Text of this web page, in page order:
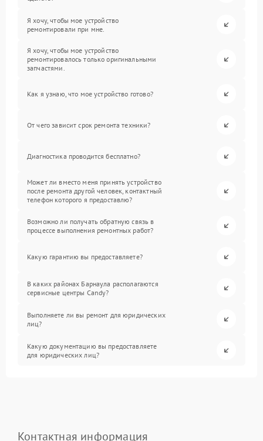
Я хочу, чтобы мое устройство
ремонтировали при мне.
Я хочу, чтобы мое устройство
ремонтировалось только оригинальными
запчастями.
Как я узнаю, что мое устройство готово?
От чего зависит срок ремонта техники?
Диагностика проводится бесплатно?
Может ли вместо меня принять устройство
после ремонта другой человек, контактный
телефон которого я предоставлю?
Возможно ли получать обратную связь в
процессе выполнения ремонтных работ?
Какую гарантию вы предоставляете?
В каких районах Барнаула располагаются
сервисные центры Candy?
Выполняете ли вы ремонт для юридических
лиц?
Какую документацию вы предоставляете
для юридических лиц?
Контактная информация